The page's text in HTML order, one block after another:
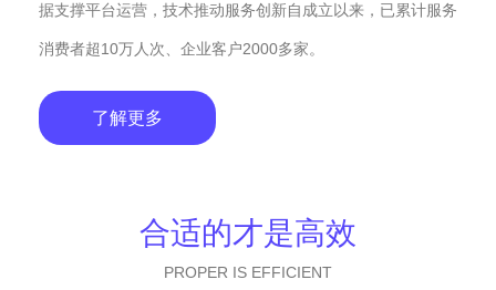
据支撑平台运营，技术推动服务创新自成立以来，已累计服务
消费者超10万人次、企业客户2000多家。
了解更多
合适的才是高效
PROPER IS EFFICIENT